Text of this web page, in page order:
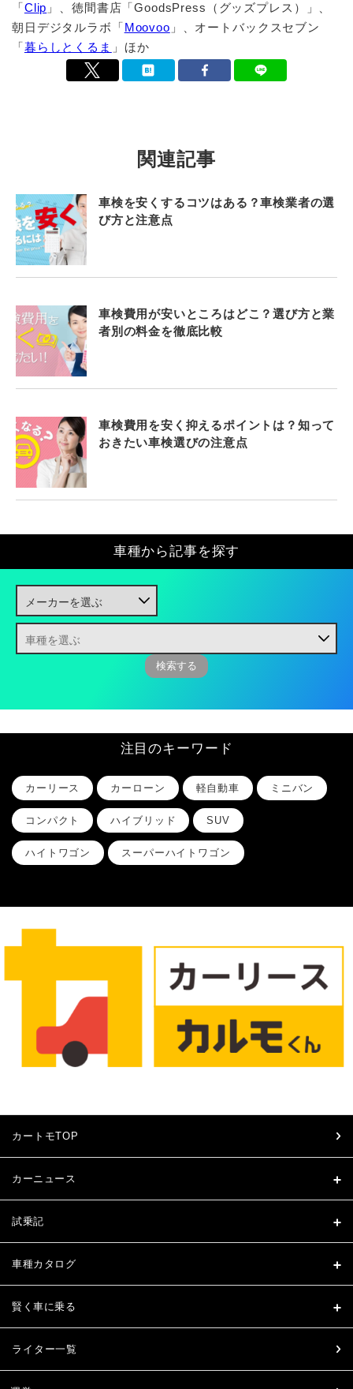
「Clip 」、徳間書店「GoodsPress（グッズプレス）」、
朝日デジタルラボ「Moovoo 」、オートバックスセブン
「暮らしとくるま 」ほか
関連記事
車検を安くするコツはある？車検業者の選
び方と注意点
車検費用が安いところはどこ？選び方と業
者別の料金を徹底比較
車検費用を安く抑えるポイントは？知って
おきたい車検選びの注意点
車種から記事を探す
注目のキーワード
カーリース カーローン 軽自動車 ミニバン
コンパクト ハイブリッド SUV
ハイトワゴン スーパーハイトワゴン
カートモTOP
カーニュース
試乗記
車種カタログ
賢く車に乗る
ライター一覧